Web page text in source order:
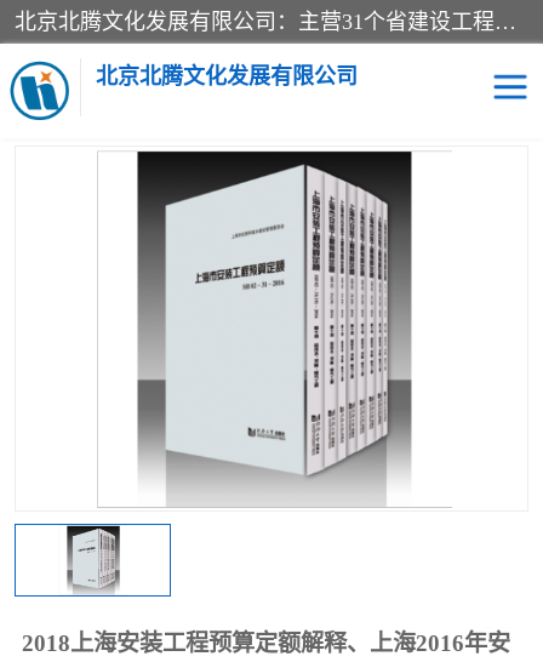
北京北腾文化发展有限公司：主营31个省建设工程预算书,工程预算软件,工程计价依据,工程造价定额,工程量清单计价定额,建设工程量消耗量定额,各行业工程预算定额,铁路定额,电力定额,矿山定额,*,黄金定额,钢铁企业检修定额,中石化安装检修定额,煤矿图书,医院书籍等.诚信的经营，在发展的同时公司不忘不断总结不断优化为客户的服务，和一如既往的热情赢得了新老客户的极高评价及青睐。
北京北腾文化发展有限公司
当前位置：首页>供应商机>上海建设预算工程定额> 2018上海安
装工程预算定额解释、上海2016年安装消耗量定额、2016版上海安装
人工费定额
2018上海安装工程预算定额解释、上海2016年安
预算定额
煤矿图书
铁路建设工程预算定额
电力行业工程预算定额 石油化工安装预算定额
新石油化工检修定额 石油化工概算定额数据
石油建设安装工程预算定 长输管道工程检修维修预
山东省工程预算定额
电网技改,拆除,检修定额 炼油化工计价依据定额